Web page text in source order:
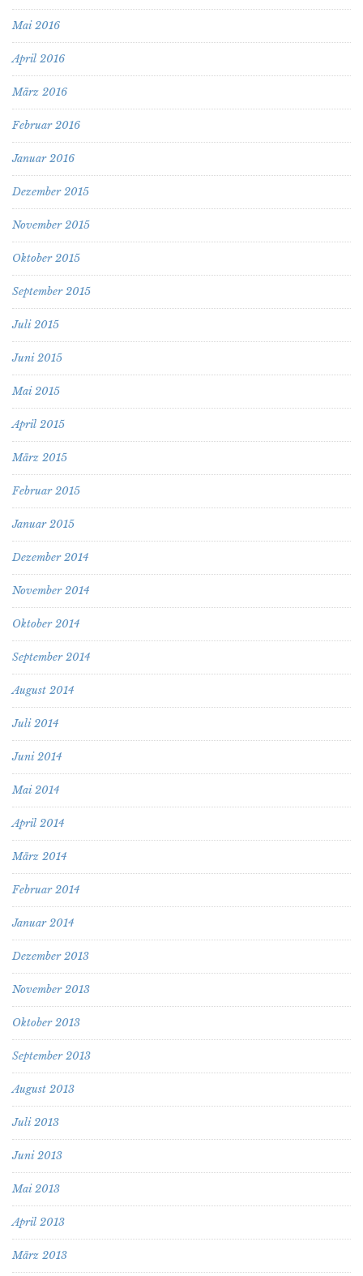
Mai 2016
April 2016
März 2016
Februar 2016
Januar 2016
Dezember 2015
November 2015
Oktober 2015
September 2015
Juli 2015
Juni 2015
Mai 2015
April 2015
März 2015
Februar 2015
Januar 2015
Dezember 2014
November 2014
Oktober 2014
September 2014
August 2014
Juli 2014
Juni 2014
Mai 2014
April 2014
März 2014
Februar 2014
Januar 2014
Dezember 2013
November 2013
Oktober 2013
September 2013
August 2013
Juli 2013
Juni 2013
Mai 2013
April 2013
März 2013